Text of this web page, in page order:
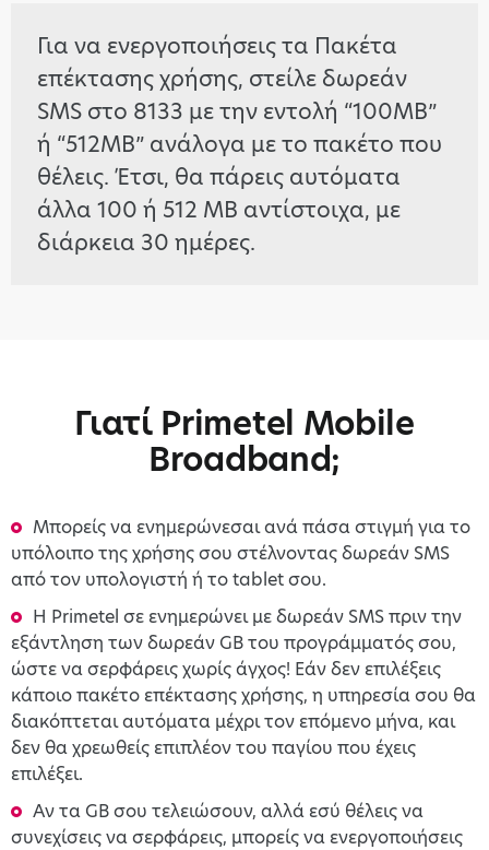
Για να ενεργοποιήσεις τα Πακέτα
επέκτασης χρήσης, στείλε δωρεάν
SMS στο 8133 με την εντολή “100MB”
ή “512MB” ανάλογα με το πακέτο που
θέλεις. Έτσι, θα πάρεις αυτόματα
άλλα 100 ή 512 ΜΒ αντίστοιχα, με
διάρκεια 30 ημέρες.
Γιατί Primetel Mobile
Broadband;
Μπορείς να ενημερώνεσαι ανά πάσα στιγμή για το
υπόλοιπο της χρήσης σου στέλνοντας δωρεάν SMS
από τον υπολογιστή ή το tablet σου.
H Primetel σε ενημερώνει με δωρεάν SMS πριν την
εξάντληση των δωρεάν GB του προγράμματός σου,
ώστε να σερφάρεις χωρίς άγχος! Εάν δεν επιλέξεις
κάποιο πακέτο επέκτασης χρήσης, η υπηρεσία σου θα
διακόπτεται αυτόματα μέχρι τον επόμενο μήνα, και
δεν θα χρεωθείς επιπλέον του παγίου που έχεις
επιλέξει.
Αν τα GB σου τελειώσουν, αλλά εσύ θέλεις να
συνεχίσεις να σερφάρεις, μπορείς να ενεργοποιήσεις